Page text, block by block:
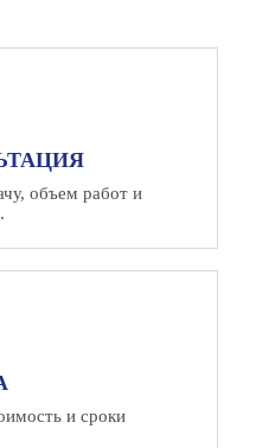
объем работ и
и сроки